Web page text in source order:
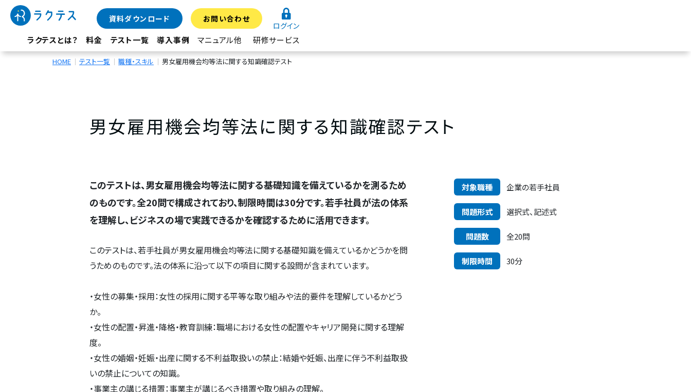
ラクテスとは？ 料金 テスト一覧 導入事例 マニュアル他 研修サービス
資料ダウンロード お問い合わせ
ログイン
HOME テスト一覧 職種・スキル 男女雇用機会均等法に関する知識確認テスト
男女雇用機会均等法に関する知識確認テスト
このテストは、男女雇用機会均等法に関する基礎知識を備えているかを測るため
のものです。全20問で構成されており、制限時間は30分です。若手社員が法の体系
を理解し、ビジネスの場で実践できるかを確認するために活用できます。
このテストは、若手社員が男女雇用機会均等法に関する基礎知識を備えているかどうかを問
うためのものです。法の体系に沿って以下の項目に関する設問が含まれています。
・女性の募集・採用：女性の採用に関する平等な取り組みや法的要件を理解しているかどう
か。
・女性の配置・昇進・降格・教育訓練：職場における女性の配置やキャリア開発に関する理解
度。
・女性の婚姻・妊娠・出産に関する不利益取扱いの禁止：結婚や妊娠、出産に伴う不利益取扱
いの禁止についての知識。
・事業主の講じる措置：事業主が講じるべき措置や取り組みの理解。
対象職種 企業の若手社員
問題形式 選択式、記述式
問題数 全20問
制限時間 30分